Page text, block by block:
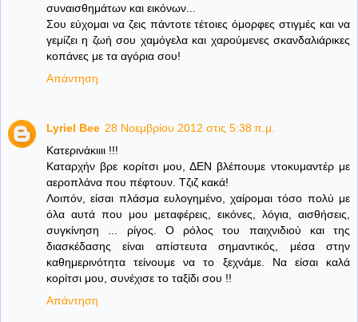
συναισθημάτων και εικόνων...
Σου εύχομαι να ζεις πάντοτε τέτοιες όμορφες στιγμές και να
γεμίζει η ζωή σου χαμόγελα και χαρούμενες σκανδαλιάρικες
κοπάνες με τα αγόρια σου!
Απάντηση
Lyriel Bee 28 Νοεμβρίου 2012 στις 5:38 π.μ.
Κατερινάκιιιι !!!
Καταρχήν βρε κορίτσι μου, ΔΕΝ βλέπουμε ντοκυμαντέρ με
αεροπλάνα που πέφτουν. Τζιζ κακά!
Λοιπόν, είσαι πλάσμα ευλογημένο, χαίρομαι τόσο πολύ με
όλα αυτά που μου μεταφέρεις, εικόνες, λόγια, αισθήσεις,
συγκίνηση ... ρίγος. Ο ρόλος του παιχνιδιού και της
διασκέδασης είναι απίστευτα σημαντικός, μέσα στην
καθημερινότητα τείνουμε να το ξεχνάμε. Να είσαι καλά
κορίτσι μου, συνέχισε το ταξίδι σου !!
Απάντηση